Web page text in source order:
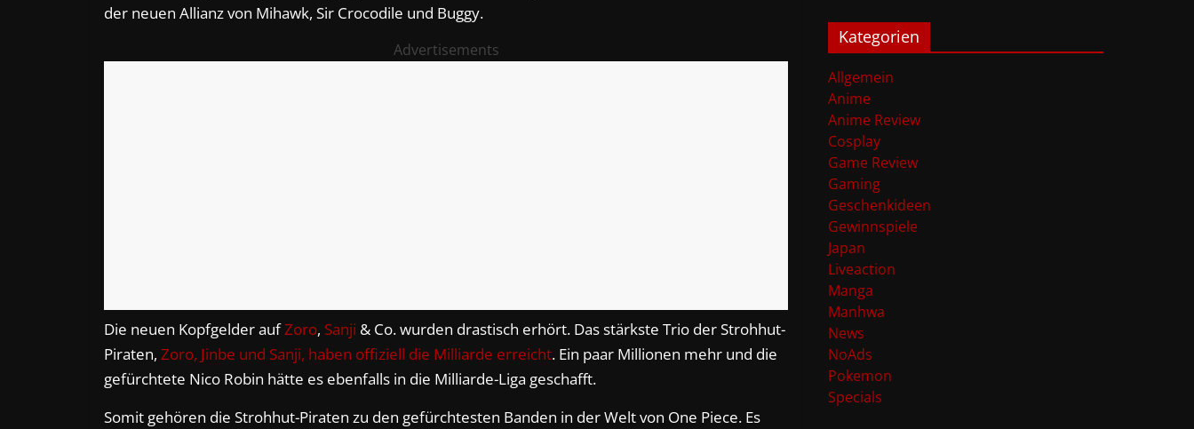
der neuen Allianz von Mihawk, Sir Crocodile und Buggy.
Advertisements
Die neuen Kopfgelder aufZoro, Sanji & Co. wurden drastisch erhört. Das stärkste Trio der Strohhut-
Piraten, Zoro, Jinbe und Sanji, haben offiziell die Milliarde erreicht. Ein paar Millionen mehr und die
gefürchtete Nico Robin hätte es ebenfalls in die Milliarde-Liga geschafft.
Somit gehören die Strohhut-Piraten zu den gefürchtesten Banden in der Welt von One Piece. Es
Kategorien
Allgemein
Anime
Anime Review
Cosplay
Game Review
Gaming
Geschenkideen
Gewinnspiele
Japan
Liveaction
Manga
Manhwa
News
NoAds
Pokemon
Specials